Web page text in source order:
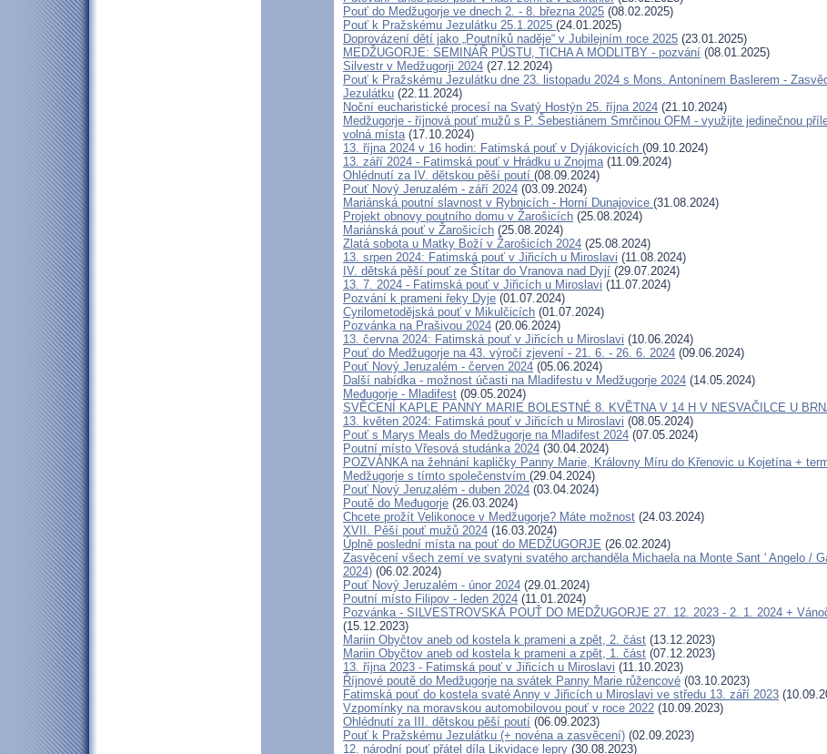
Pouť do Medžugorje ve dnech 2. - 8. března 2025 (08.02.2025)
Pouť k Pražskému Jezulátku 25.1.2025 (24.01.2025)
Doprovázení dětí jako „Poutníků naděje“ v Jubilejním roce 2025 (23.01.2025)
MEDŽUGORJE: SEMINÁŘ PŮSTU, TICHA A MODLITBY - pozvání (08.01.2025)
Silvestr v Medžugorji 2024 (27.12.2024)
Pouť k Pražskému Jezulátku dne 23. listopadu 2024 s Mons. Antonínem Baslerem -
Jezulátku (22.11.2024)
Noční eucharistické procesí na Svatý Hostýn 25. října 2024 (21.10.2024)
Medžugorje - říjnová pouť mužů s P. Šebestiánem Smrčinou OFM - využijte jedinečnou
volná místa(17.10.2024)
13. října 2024 v 16 hodin: Fatimská pouť v Dyjákovicích (09.10.2024)
13. září 2024 - Fatimská pouť v Hrádku u Znojma(11.09.2024)
Ohlédnutí za IV. dětskou pěší poutí (08.09.2024)
Pouť Nový Jeruzalém - září 2024 (03.09.2024)
Mariánská poutní slavnost v Rybnicích - Horní Dunajovice (31.08.2024)
Projekt obnovy poutního domu v Žarošicích (25.08.2024)
Mariánská pouť v Žarošicích (25.08.2024)
Zlatá sobota u Matky Boží v Žarošicích 2024 (25.08.2024)
13. srpen 2024: Fatimská pouť v Jiřicích u Miroslavi (11.08.2024)
IV. dětská pěší pouť ze Štítar do Vranova nad Dyjí (29.07.2024)
13. 7. 2024 - Fatimská pouť v Jiřicích u Miroslavi (11.07.2024)
Pozvání k prameni řeky Dyje (01.07.2024)
Cyrilometodějská pouť v Mikulčicích (01.07.2024)
Pozvánka na Prašivou 2024 (20.06.2024)
13. června 2024: Fatimská pouť v Jiřicích u Miroslavi (10.06.2024)
Pouť do Medžugorje na 43. výročí zjevení - 21. 6. - 26. 6. 2024 (09.06.2024)
Pouť Nový Jeruzalém - červen 2024 (05.06.2024)
Další nabídka - možnost účasti na Mladifestu v Medžugorje 2024 (14.05.2024)
Međugorje - Mladifest (09.05.2024)
SVĚCENÍ KAPLE PANNY MARIE BOLESTNÉ 8. KVĚTNA V 14 H V NESVAČILCE U
13. květen 2024: Fatimská pouť v Jiřicích u Miroslavi (08.05.2024)
Pouť s Marys Meals do Medžugorje na Mladifest 2024 (07.05.2024)
Poutní místo Vřesová studánka 2024 (30.04.2024)
POZVÁNKA na žehnání kapličky Panny Marie, Královny Míru do Křenovic u Kojetína +
Medžugorje s tímto společenstvím (29.04.2024)
Pouť Nový Jeruzalém - duben 2024 (03.04.2024)
Poutě do Međugorje (26.03.2024)
Chcete prožít Velikonoce v Medžugorje? Máte možnost (24.03.2024)
XVII. Pěší pouť mužů 2024 (16.03.2024)
Úplně poslední místa na pouť do MEDŽUGORJE (26.02.2024)
Zasvěcení všech zemí ve svatyni svatého archanděla Michaela na Monte Sant ' Angelo /
2024) (06.02.2024)
Pouť Nový Jeruzalém - únor 2024 (29.01.2024)
Poutní místo Filipov - leden 2024 (11.01.2024)
Pozvánka - SILVESTROVSKÁ POUŤ DO MEDŽUGORJE 27. 12. 2023 - 2. 1. 2024 +
(15.12.2023)
Mariin Obyčtov aneb od kostela k prameni a zpět, 2. část (13.12.2023)
Mariin Obyčtov aneb od kostela k prameni a zpět, 1. část (07.12.2023)
13. října 2023 - Fatimská pouť v Jiřicích u Miroslavi (11.10.2023)
Říjnové poutě do Medžugorje na svátek Panny Marie růžencové (03.10.2023)
Fatimská pouť do kostela svaté Anny v Jiřicích u Miroslavi ve středu 13. září 2023
Vzpomínky na moravskou automobilovou pouť v roce 2022 (10.09.2023)
Ohlédnutí za III. dětskou pěší poutí (06.09.2023)
Pouť k Pražskému Jezulátku (+ novéna a zasvěcení) (02.09.2023)
12. národní pouť přátel díla Likvidace lepry (30.08.2023)